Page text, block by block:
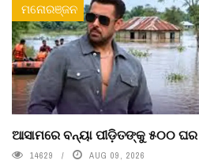
ମନୋରଞ୍ଜନ
ଆସାମରେ ବନ୍ୟା ପୀଡ଼ିତଙ୍କୁ ୫୦୦
14629 AUG 09, 2026